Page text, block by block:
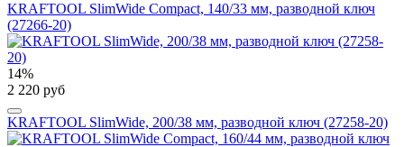
KRAFTOOL SlimWide Compact, 140/33 мм, разводной ключ
(27266-20)
14%
2 220 руб
KRAFTOOL SlimWide, 200/38 мм, разводной ключ (27258-20)